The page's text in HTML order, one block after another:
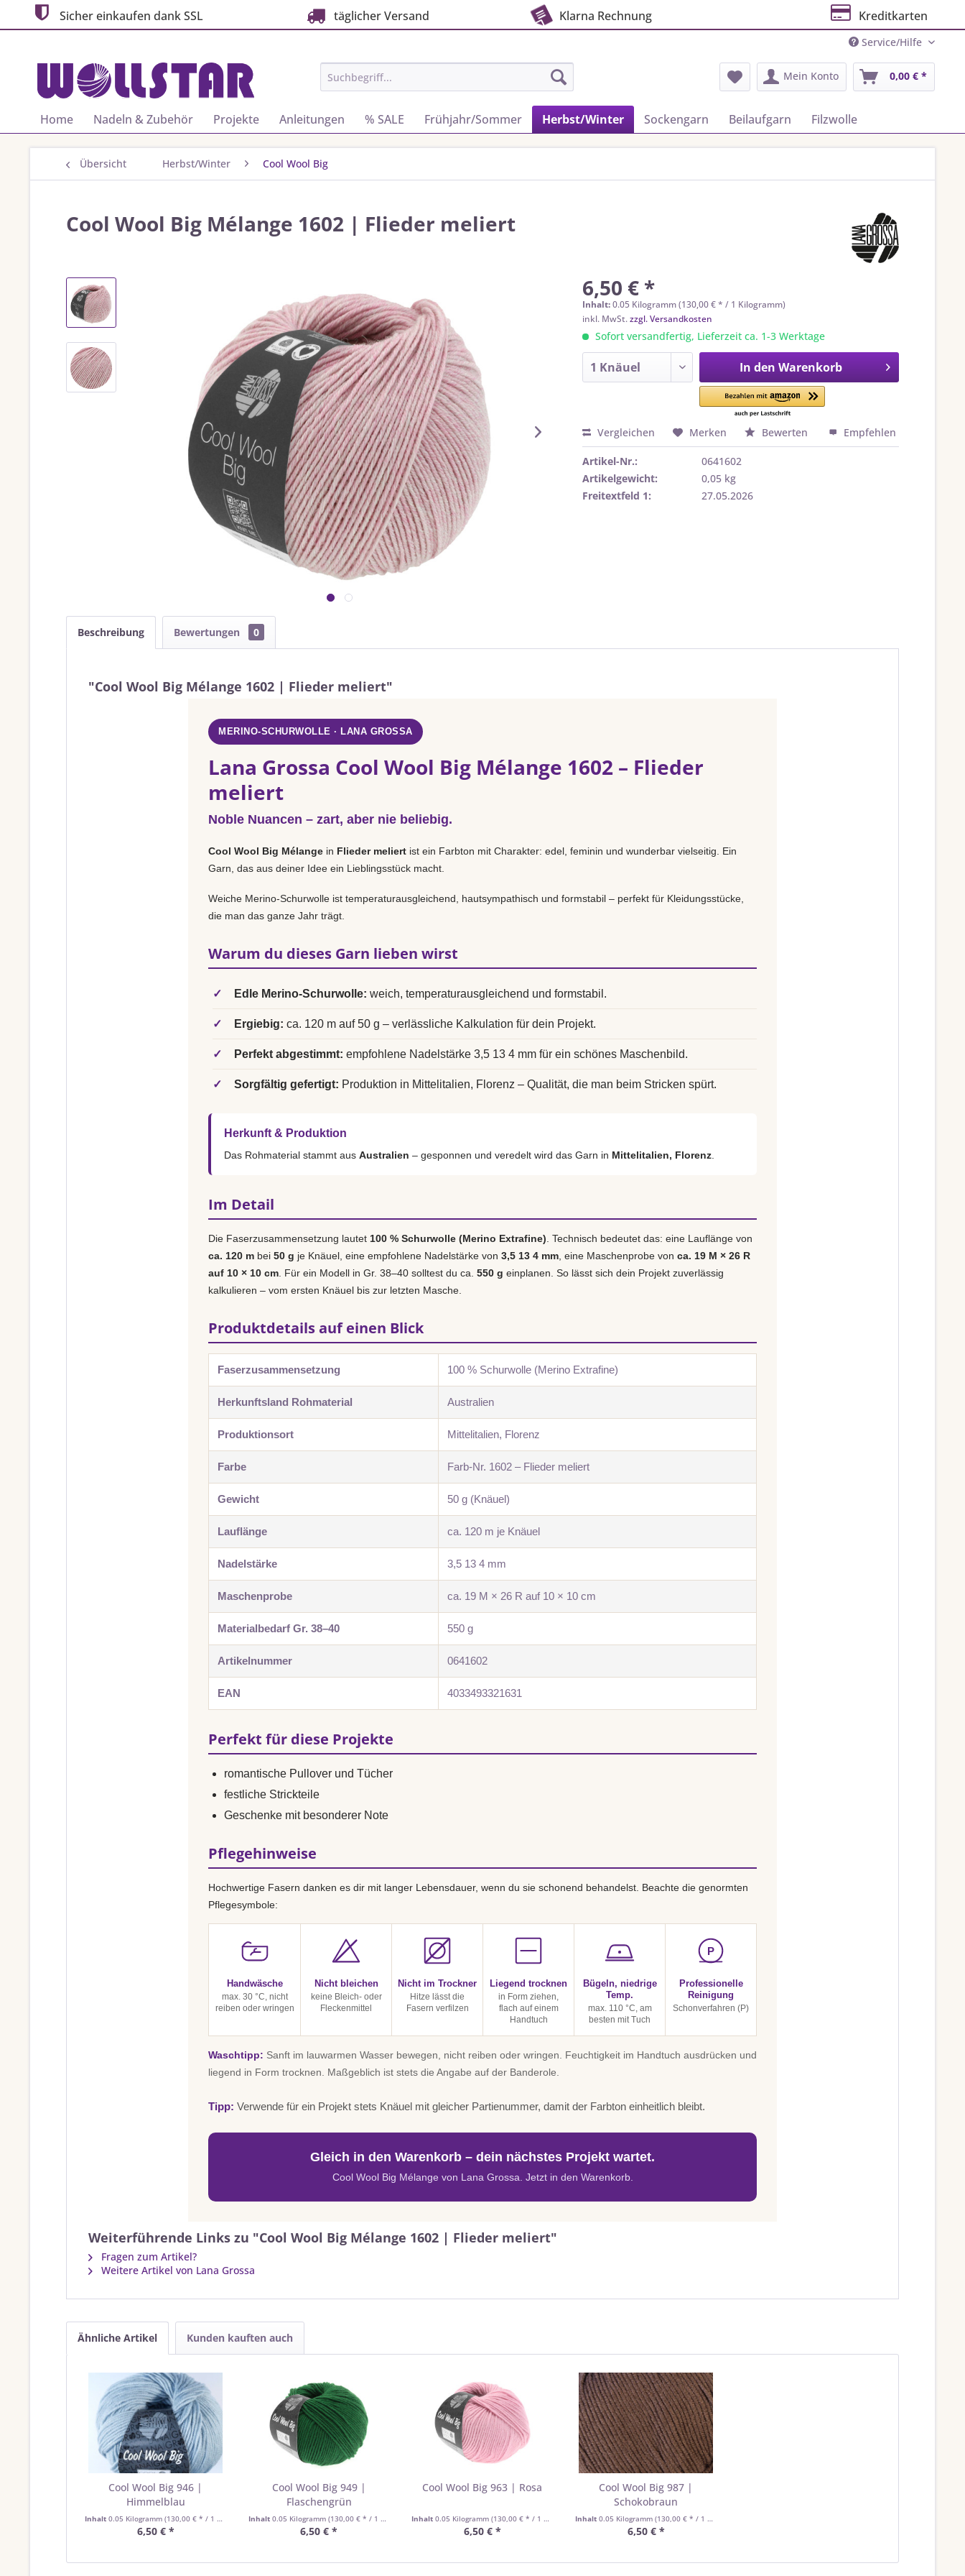
Sicher einkaufen dank SSL täglicher Versand Klarna Rechnung Kreditkarten
Service/Hilfe
Mein Konto 0,00 € *
Home Nadeln & Zubehör Projekte Anleitungen % SALE Frühjahr/Sommer Herbst/Winter Sockengarn Beilaufgarn Filzwolle
Übersicht Herbst/Winter Cool Wool Big
Cool Wool Big Mélange 1602 | Flieder meliert
6,50 € *
Inhalt:0.05 Kilogramm (130,00 € * / 1 Kilogramm)
inkl. MwSt.zzgl. Versandkosten
Sofort versandfertig, Lieferzeit ca. 1-3 Werktage
In den Warenkorb
Vergleichen Merken Bewerten Empfehlen
Artikel-Nr.:
0641602
Artikelgewicht:
0,05 kg
Freitextfeld 1:
27.05.2026
Beschreibung Bewertungen 0
"Cool Wool Big Mélange 1602 | Flieder meliert"
MERINO-SCHURWOLLE · LANA GROSSA
Lana Grossa Cool Wool Big Mélange 1602 – Flieder
meliert
Noble Nuancen – zart, aber nie beliebig.
Cool Wool Big Mélange in Flieder meliert ist ein Farbton mit Charakter: edel, feminin und wunderbar vielseitig. Ein
Garn, das aus deiner Idee ein Lieblingsstück macht.
Weiche Merino-Schurwolle ist temperaturausgleichend, hautsympathisch und formstabil – perfekt für Kleidungsstücke,
die man das ganze Jahr trägt.
Warum du dieses Garn lieben wirst
✓ Edle Merino-Schurwolle: weich, temperaturausgleichend und formstabil.
✓ Ergiebig: ca. 120 m auf 50 g – verlässliche Kalkulation für dein Projekt.
✓ Perfekt abgestimmt: empfohlene Nadelstärke 3,5 13 4 mm für ein schönes Maschenbild.
✓ Sorgfältig gefertigt: Produktion in Mittelitalien, Florenz – Qualität, die man beim Stricken spürt.
Herkunft & Produktion
Das Rohmaterial stammt aus Australien – gesponnen und veredelt wird das Garn in Mittelitalien, Florenz
Im Detail
Die Faserzusammensetzung lautet 100 % Schurwolle (Merino Extrafine) . Technisch bedeutet das: eine Lauflänge von
ca. 120 m bei 50 g je Knäuel, eine empfohlene Nadelstärke von 3,5 13 4 mm , eine Maschenprobe von ca. 19 M × 26 R
auf 10 × 10 cm . Für ein Modell in Gr. 38–40 solltest du ca. 550 g einplanen. So lässt sich dein Projekt zuverlässig
kalkulieren – vom ersten Knäuel bis zur letzten Masche.
Produktdetails auf einen Blick
Faserzusammensetzung 100 % Schurwolle (Merino Extrafine)
Herkunftsland Rohmaterial Australien
Produktionsort Mittelitalien, Florenz
Farbe Farb-Nr. 1602 – Flieder meliert
Gewicht 50 g (Knäuel)
Lauflänge ca. 120 m je Knäuel
Nadelstärke 3,5 13 4 mm
Maschenprobe ca. 19 M × 26 R auf 10 × 10 cm
Materialbedarf Gr. 38–40 550 g
Artikelnummer 0641602
EAN 4033493321631
Perfekt für diese Projekte
romantische Pullover und Tücher
festliche Strickteile
Geschenke mit besonderer Note
Pflegehinweise
Hochwertige Fasern danken es dir mit langer Lebensdauer, wenn du sie schonend behandelst. Beachte die genormten
Pflegesymbole:
Handwäsche
max. 30 °C, nicht
reiben oder wringen
Nicht bleichen
keine Bleich- oder
Fleckenmittel
Nicht im Trockner
Hitze lässt die
Fasern verfilzen
Liegend trocknen
in Form ziehen,
flach auf einem
Handtuch
Bügeln, niedrige
Temp.
max. 110 °C, am
besten mit Tuch
P
Professionelle
Reinigung
Schonverfahren (P)
Waschtipp: Sanft im lauwarmen Wasser bewegen, nicht reiben oder wringen. Feuchtigkeit im Handtuch ausdrücken und
liegend in Form trocknen. Maßgeblich ist stets die Angabe auf der Banderole.
Tipp: Verwende für ein Projekt stets Knäuel mit gleicher Partienummer, damit der Farbton einheitlich bleibt.
Gleich in den Warenkorb – dein nächstes Projekt wartet.
Cool Wool Big Mélange von Lana Grossa. Jetzt in den Warenkorb.
Weiterführende Links zu "Cool Wool Big Mélange 1602 | Flieder meliert"
Fragen zum Artikel?
Weitere Artikel von Lana Grossa
Ähnliche Artikel Kunden kauften auch
Cool Wool Big 946 |
Himmelblau
Inhalt 0.05 Kilogramm (130,00 € * / 1 Kilogramm)
6,50 € *
Cool Wool Big 949 |
Flaschengrün
Inhalt 0.05 Kilogramm (130,00 € * / 1 Kilogramm)
6,50 € *
Cool Wool Big 963 | Rosa
Inhalt0.05 Kilogramm(130,00 € * / 1 Kilogramm)
6,50 € *
Cool Wool Big 987 |
Schokobraun
Inhalt 0.05 Kilogramm (130,00 € * / 1 Kilogramm)
6,50 € *